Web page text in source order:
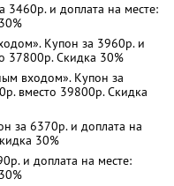
3460р. и доплата на месте:
Купон за 3960р. и
37800р. Скидка 30%
входом». Купон за
вместо 39800р. Скидка
за 6370р. и доплата на
30%
и доплата на месте: